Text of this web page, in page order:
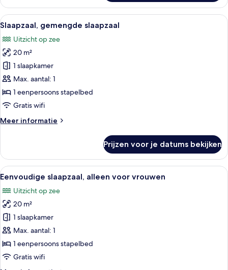
alleen
voor
vrouwen
Alle
foto's
voor
Slaapzaal,
gemengde
slaapzaal
laden
Slaapzaal, gemengde slaapzaal |
13
Slaapzaal, gemengde slaapzaal
Uitzicht op zee
20 m²
1 slaapkamer
Max. aantal: 1
1 eenpersoons stapelbed
Gratis wifi
Meer informatie
Meer
gemengde
slaapzaal
Prijzen voor je datums bekijken
Alle
foto's
voor
Eenvoudige
slaapzaal,
alleen
voor
vrouwen
Eenvoudige slaapzaal, alleen voor
6
Eenvoudige slaapzaal, alleen voor vrouwen
Uitzicht op zee
20 m²
1 slaapkamer
Max. aantal: 1
1 eenpersoons stapelbed
Gratis wifi